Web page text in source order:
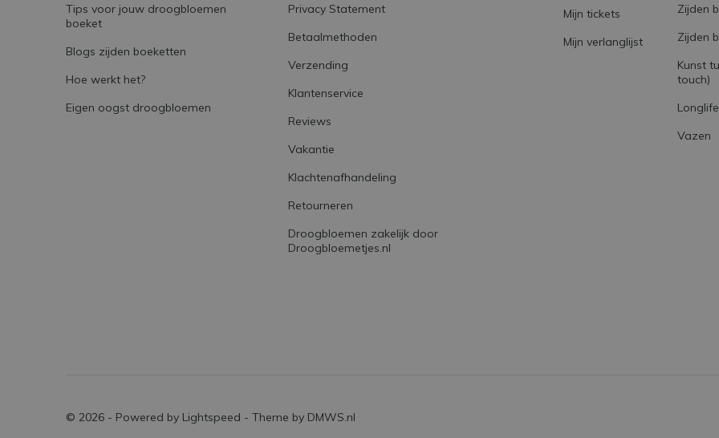
Tips voor jouw droogbloemen
boeket
Blogs zijden boeketten
Hoe werkt het?
Eigen oogst droogbloemen
Privacy Statement
Betaalmethoden
Verzending
Klantenservice
Reviews
Vakantie
Klachtenafhandeling
Retourneren
Droogbloemen zakelijk door
Droogbloemetjes.nl
Mijn tickets
Mijn verlanglijst
Zijden
Zijden
Kunst
touch)
Vazen
© 2026 - Powered by Lightspeed - Theme by DMWS.nl